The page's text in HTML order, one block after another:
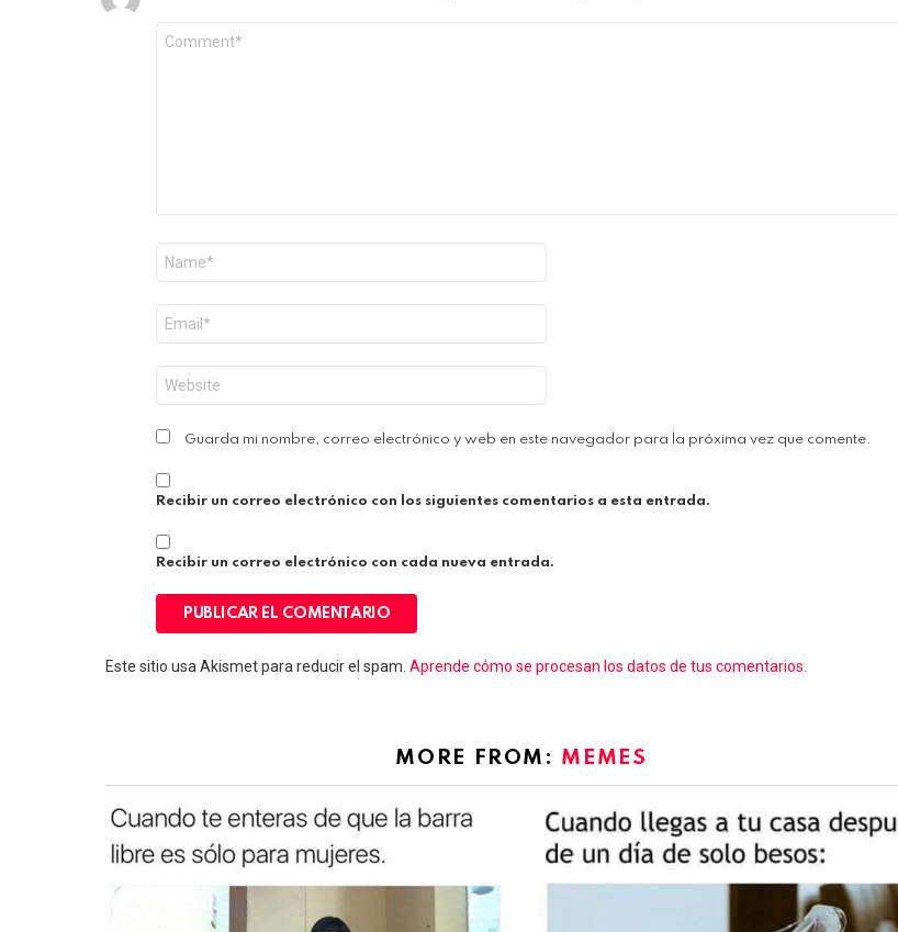
electrónico
*
Guarda mi nombre, correo electrónico y web en este navegador para la próxima vez que comente.
Recibir un correo electrónico con los siguientes comentarios a esta entrada.
Recibir un correo electrónico con cada nueva entrada.
Este sitio usa Akismet para reducir el spam. Aprende cómo se procesan los datos de tus comentarios.
MORE FROM: MEMES